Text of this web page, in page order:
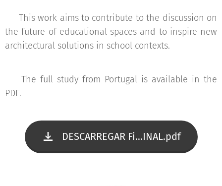
🔍 This work aims to contribute to the discussion on
the future of educational spaces and to inspire new
architectural solutions in school contexts.
📄 The full study from Portugal is available in the
PDF.
DESCARREGAR Fi...INAL.pdf